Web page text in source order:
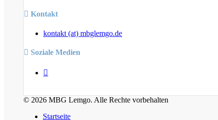
Kontakt
kontakt (at) mbglemgo.de
Soziale Medien
© 2026 MBG Lemgo. Alle Rechte vorbehalten
Startseite